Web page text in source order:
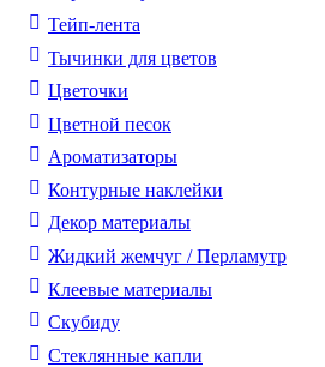
Тейп-лента
Тычинки для цветов
Цветочки
Цветной песок
Ароматизаторы
Контурные наклейки
Декор материалы
Жидкий жемчуг / Перламутр
Клеевые материалы
Скубиду
Стеклянные капли